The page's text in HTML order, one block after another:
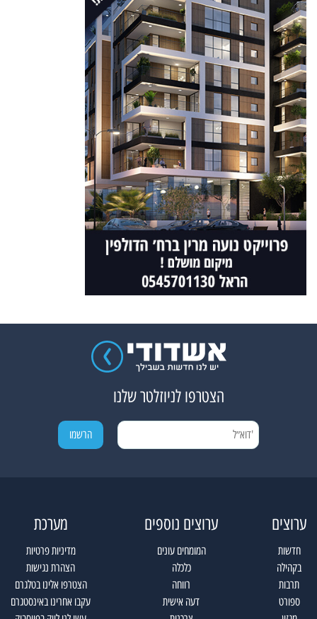
הצטרפו לניוזלטר שלנו
ערוצים
חדשות
בקהילה
תרבות
ספורט
ערוצים נוספים
המומחים עונים
כלכלה
רווחה
דעה אישית
מערכת
מדיניות פרטיות
הצהרת נגישות
הצטרפו אלינו בטלגרם
עקבו אחרינו באינסטגרם